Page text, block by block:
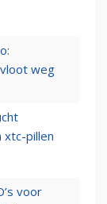
weg
xtc-pillen
voor